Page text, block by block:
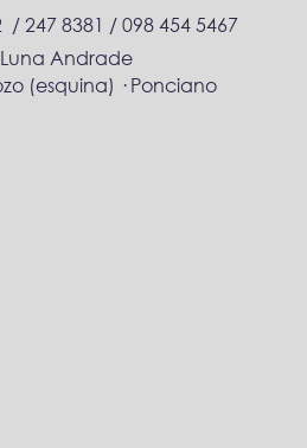
/ 247 8381 /098 454 5467
Andrade
(esquina) · Ponciano